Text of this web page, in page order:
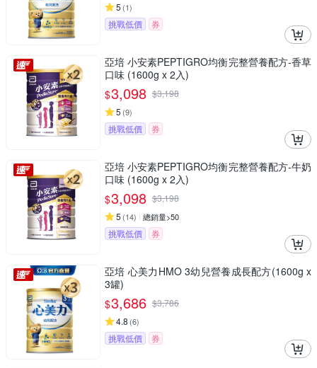
5 (1)
挑戰低價 券
亞培 小安素PEPTIGRO均衡完整營養配方-香草
口味 (1600g x 2入)
$3,098 $3,198
5 (9)
挑戰低價 券
亞培 小安素PEPTIGRO均衡完整營養配方-牛奶
口味 (1600g x 2入)
$3,098 $3,198
5 (14) 總銷量>50
挑戰低價 券
亞培 心美力HMO 3幼兒營養成長配方(1600g x
3罐)
$3,686 $3,786
4.8 (6)
挑戰低價 券